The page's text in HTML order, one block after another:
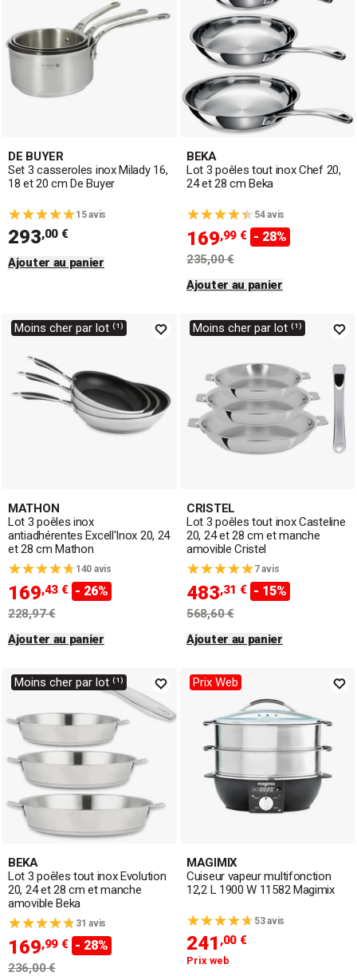
DE BUYER
Set 3 casseroles inox Milady 16,
18 et 20 cm De Buyer
15 avis
293,00 €
Ajouter au panier
BEKA
Lot 3 poêles tout inox Chef 20,
24 et 28 cm Beka
54 avis
169,99 € - 28%
235,00 €
Ajouter au panier
Moins cher par lot ⁽¹⁾
MATHON
Lot 3 poêles inox
antiadhérentes Excell'Inox 20, 24
et 28 cm Mathon
140 avis
169,43 € - 26%
228,97 €
Ajouter au panier
Moins cher par lot ⁽¹⁾
CRISTEL
Lot 3 poêles tout inox Casteline
20, 24 et 28 cm et manche
amovible Cristel
7 avis
483,31 € - 15%
568,60 €
Ajouter au panier
Moins cher par lot ⁽¹⁾
BEKA
Lot 3 poêles tout inox Evolution
20, 24 et 28 cm et manche
amovible Beka
31 avis
169,99 € - 28%
236,00 €
Prix Web
MAGIMIX
Cuiseur vapeur multifonction
12,2 L 1900 W 11582 Magimix
53 avis
241 ,00 €
Prix web